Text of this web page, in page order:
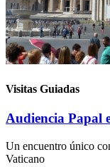
Visitas Guiadas
Audiencia Papal
Un encuentro único
Vaticano